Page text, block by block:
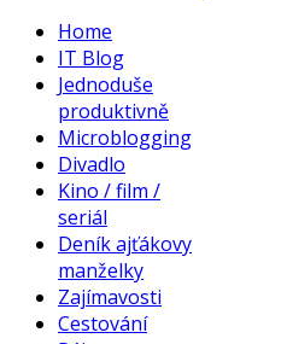
Home
IT Blog
Jednoduše
produktivně
Microblogging
Divadlo
Kino / film /
seriál
Deník ajťákovy
manželky
Zajímavosti
Cestování